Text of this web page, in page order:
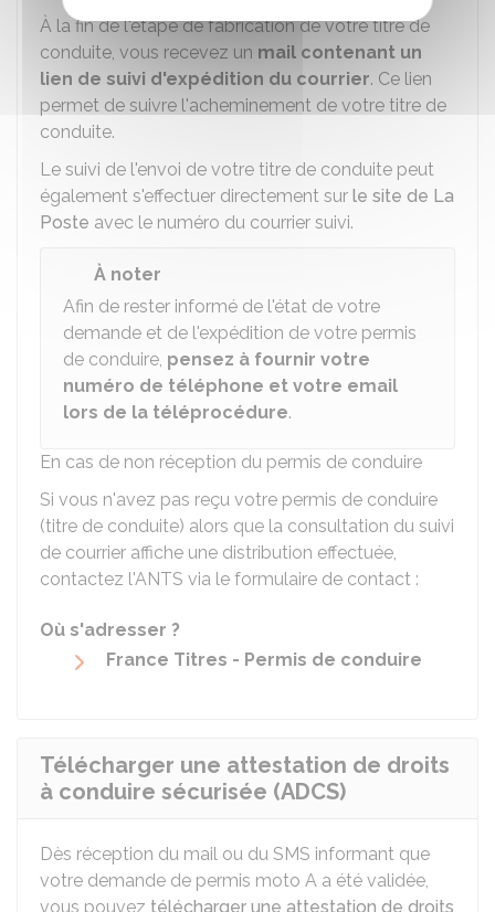
À la fin de l'étape de fabrication de votre titre de
conduite, vous recevez un mail contenant un
lien de suivi d'expédition du courrier. Ce lien
permet de suivre l'acheminement de votre titre de
conduite.
Le suivi de l'envoi de votre titre de conduite peut
également s'effectuer directement sur le site de La
Poste avec le numéro du courrier suivi.
À noter
Afin de rester informé de l'état de votre
demande et de l'expédition de votre permis
de conduire, pensez à fournir votre
numéro de téléphone et votre email
lors de la téléprocédure.
En cas de non réception du permis de conduire
Si vous n'avez pas reçu votre permis de conduire
(titre de conduite) alors que la consultation du suivi
de courrier affiche une distribution effectuée,
contactez l'ANTS via le formulaire de contact :
Où s'adresser ?
France Titres - Permis de conduire
Télécharger une attestation de droits
à conduire sécurisée (ADCS)
Dès réception du mail ou du SMS informant que
votre demande de permis moto A a été validée,
vous pouvez télécharger une attestation de droits